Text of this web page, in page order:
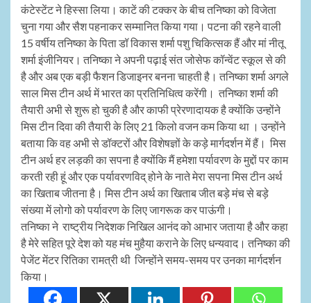
कंटेस्टेंट ने हिस्सा लिया। काटें की टक्कर के बीच तनिष्का को विजेता
चुना गया और सैश पहनाकर सम्मानित किया गया। पटना की रहने वाली
15 वर्षीय तनिष्का के पिता डॉ विकास शर्मा पशु चिकित्सक हैं और मां नीतू
शर्मा इंजीनियर। तनिष्का ने अपनी पढ़ाई संत जोसेफ कॉन्वेंट स्कूल से की
है और अब एक बड़ी फैशन डिजाइनर बनना चाहती है। तनिष्का शर्मा अगले
साल मिस टीन अर्थ में भारत का प्रतिनिधित्व करेंगी। तनिष्का शर्मा की
तैयारी अभी से शुरू हो चुकी है और काफी प्रेरणादायक है क्योंकि उन्होंने
मिस टीन दिवा की तैयारी के लिए 21 किलो वजन कम किया था । उन्होंने
बताया कि वह अभी से डॉक्टरों और विशेषज्ञों के कड़े मार्गदर्शन में हैं। मिस
टीन अर्थ हर लड़की का सपना है क्योंकि मैं हमेशा पर्यावरण के मुद्दों पर काम
करती रही हूं और एक पर्यावरणविद् होने के नाते मेरा सपना मिस टीन अर्थ
का खिताब जीतना है। मिस टीन अर्थ का खिताब जीत बड़े मंच से बड़े
संख्या में लोगो को पर्यावरण के लिए जागरूक कर पाऊंगी।
तनिष्का ने राष्ट्रीय निदेशक निखिल आनंद को आभार जताया है और कहा
है मेरे सहित पूरे देश को यह मंच मुहैया कराने के लिए धन्यवाद। तनिष्का की
पेजेंट मेंटर रितिका रामत्री थी जिन्होंने समय-समय पर उनका मार्गदर्शन
किया।